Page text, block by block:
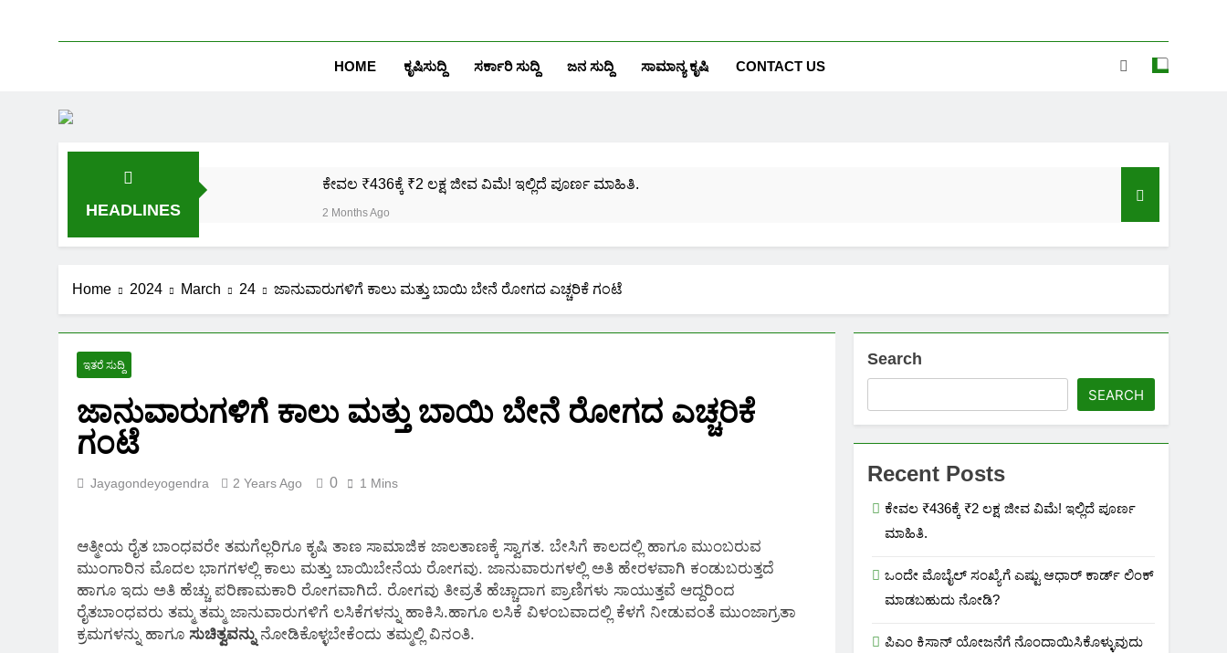
HOME ಕೃಷಿಸುದ್ದಿ ಸರ್ಕಾರಿ ಸುದ್ದಿ ಜನ ಸುದ್ದಿ ಸಾಮಾನ್ಯ ಕೃಷಿ CONTACT US
HEADLINES
ಕೇವಲ ₹436ಕ್ಕೆ ₹2 ಲಕ್ಷ ಜೀವ ವಿಮೆ! ಇಲ್ಲಿದೆ ಪೂರ್ಣ ಮಾಹಿತಿ.
2 Months Ago
ಪಿಎಂ ಕಿಸಾನ್ ಯೋಜನೆಗೆ ನೊಂದಾಯಿಸಿಕೊಳ್ಳುವುದು ಹೇಗೆ?
ಜಾತಿ, ಆದಾಯ ಪ್ರಮಾಣ ಪತ್ರ ಬರೀ 40 ರೂ.ಗಳಿಗೆ ನಿಮ್ಮ ಪಂಚಾಯ್ತಿಯಲ್ಲೇ ಪಡೆಯಿರಿ!
2 Months Ago
ನಿಮ್ಮ ಆಧಾರ್ ಕಾರ್ಡ್‌ಗೆ ಎಷ್ಟು ಮೊಬೈಲ್ ನಂಬರ ಲಿಂಕ್ ಇದೆ ಗೊತ್ತಾ!
2 Months Ago
Home 2024 March 24 ಜಾನುವಾರುಗಳಿಗೆ ಕಾಲು ಮತ್ತು ಬಾಯಿ ಬೇನೆ‌ ರೋಗದ ಎಚ್ಚರಿಕೆ ಗಂಟೆ
ಇತರೆ ಸುದ್ದಿ
ಜಾನುವಾರುಗಳಿಗೆ ಕಾಲು ಮತ್ತು ಬಾಯಿ ಬೇನೆ‌ ರೋಗದ ಎಚ್ಚರಿಕೆ
ಗಂಟೆ
Jayagondeyogendra 2 Years Ago 0 1 Mins
ಆತ್ಮೀಯ ರೈತ ಬಾಂಧವರೇ ತಮಗೆಲ್ಲರಿಗೂ ಕೃಷಿ ತಾಣ ಸಾಮಾಜಿಕ ಜಾಲತಾಣಕ್ಕೆ ಸ್ವಾಗತ. ಬೇಸಿಗೆ ಕಾಲದಲ್ಲಿ ಹಾಗೂ ಮುಂಬರುವ
ಮುಂಗಾರಿನ ಮೊದಲ ಭಾಗಗಳಲ್ಲಿ ಕಾಲು ಮತ್ತು ಬಾಯಿಬೇನೆಯ ರೋಗವು. ಜಾನುವಾರುಗಳಲ್ಲಿ ಅತಿ ಹೇರಳವಾಗಿ ಕಂಡುಬರುತ್ತದೆ
ಹಾಗೂ ಇದು ಅತಿ ಹೆಚ್ಚು ಪರಿಣಾಮಕಾರಿ ರೋಗವಾಗಿದೆ. ರೋಗವು ತೀವ್ರತೆ ಹೆಚ್ಚಾದಾಗ ಪ್ರಾಣಿಗಳು ಸಾಯುತ್ತವೆ ಆದ್ದರಿಂದ
ರೈತಬಾಂಧವರು ತಮ್ಮ ತಮ್ಮ ಜಾನುವಾರುಗಳಿಗೆ ಲಸಿಕೆಗಳನ್ನು ಹಾಕಿಸಿ.ಹಾಗೂ ಲಸಿಕೆ ವಿಳಂಬವಾದಲ್ಲಿ ಕೆಳಗೆ ನೀಡುವಂತೆ ಮುಂಜಾಗ್ರತಾ
ಕ್ರಮಗಳನ್ನು ಹಾಗೂ ಸುಚಿತ್ವವನ್ನು ನೋಡಿಕೊಳ್ಳಬೇಕೆಂದು ತಮ್ಮಲ್ಲಿ ವಿನಂತಿ.
Search
SEARCH
Recent Posts
ಕೇವಲ ₹436ಕ್ಕೆ ₹2 ಲಕ್ಷ ಜೀವ ವಿಮೆ! ಇಲ್ಲಿದೆ ಪೂರ್ಣ
ಮಾಹಿತಿ.
ಒಂದೇ ಮೊಬೈಲ್ ಸಂಖ್ಯೆಗೆ ಎಷ್ಟು ಆಧಾರ್ ಕಾರ್ಡ್ ಲಿಂಕ್
ಮಾಡಬಹುದು ನೋಡಿ?
ಪಿಎಂ ಕಿಸಾನ್ ಯೋಜನೆಗೆ ನೊಂದಾಯಿಸಿಕೊಳ್ಳುವುದು